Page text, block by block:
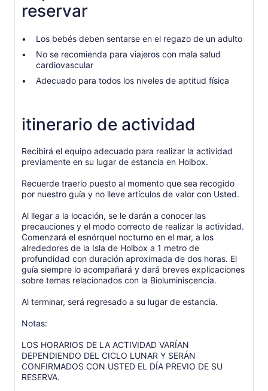
reservar
Los bebés deben sentarse en el regazo de un adulto
No se recomienda para viajeros con mala salud
cardiovascular
Adecuado para todos los niveles de aptitud física
itinerario de actividad
Recibirá el equipo adecuado para realizar la actividad
previamente en su lugar de estancia en Holbox.
Recuerde traerlo puesto al momento que sea recogido
por nuestro guía y no lleve artículos de valor con Usted.
Al llegar a la locación, se le darán a conocer las
precauciones y el modo correcto de realizar la actividad.
Comenzará el esnórquel nocturno en el mar, a los
alrededores de la Isla de Holbox a 1 metro de
profundidad con duración aproximada de dos horas. El
guía siempre lo acompañará y dará breves explicaciones
sobre temas relacionados con la Bioluminiscencia.
Al terminar, será regresado a su lugar de estancia.
Notas:
LOS HORARIOS DE LA ACTIVIDAD VARÍAN
DEPENDIENDO DEL CICLO LUNAR Y SERÁN
CONFIRMADOS CON USTED EL DÍA PREVIO DE SU
RESERVA.